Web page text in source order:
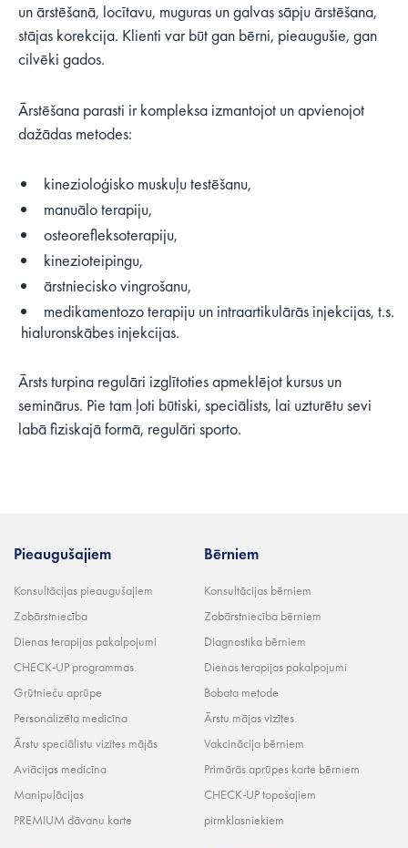
un ārstēšanā, locītavu, muguras un galvas sāpju ārstēšana,
stājas korekcija. Klienti var būt gan bērni, pieaugušie, gan
cilvēki gados.
Ārstēšana parasti ir kompleksa izmantojot un apvienojot
dažādas metodes:
kinezioloģisko muskuļu testēšanu,
manuālo terapiju,
osteorefleksoterapiju,
kinezioteipingu,
ārstniecisko vingrošanu,
medikamentozo terapiju un intraartikulārās injekcijas, t.s.
hialuronskābes injekcijas.
Ārsts turpina regulāri izglītoties apmeklējot kursus un
seminārus. Pie tam ļoti būtiski, speciālists, lai uzturētu sevi
labā fiziskajā formā, regulāri sporto.
Pieaugušajiem
Konsultācijas pieaugušajiem
Zobārstniecība
Dienas terapijas pakalpojumi
CHECK-UP programmas
Grūtnieču aprūpe
Personalizēta medicīna
Ārstu speciālistu vizītes mājās
Aviācijas medicīna
Manipulācijas
PREMIUM dāvanu karte
Bērniem
Konsultācijas bērniem
Zobārstniecība bērniem
Diagnostika bērniem
Dienas terapijas pakalpojumi
Bobata metode
Ārstu mājas vizītes
Vakcinācija bērniem
Primārās aprūpes karte bērniem
CHECK-UP topošajiem
pirmklasniekiem